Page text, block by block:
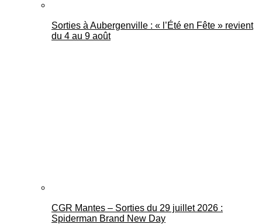
Sorties à Aubergenville : « l’Été en Fête » revient
du 4 au 9 août
CGR Mantes – Sorties du 29 juillet 2026 :
Spiderman Brand New Day